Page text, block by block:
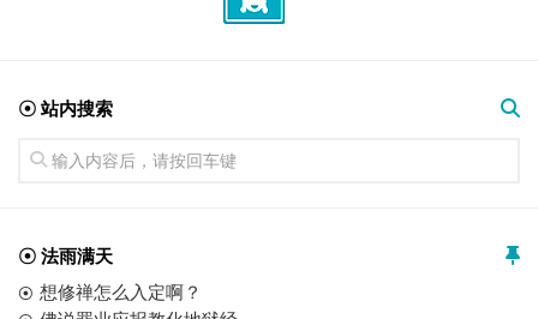
☉ 站内搜索
☉ 法雨满天
想修禅怎么入定啊？